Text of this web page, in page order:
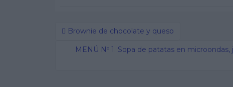
Post navigation
Brownie de chocolate y queso
MENÚ Nº 1. Sopa de patatas en